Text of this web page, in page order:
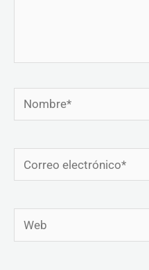
Nombre*
Correo
electrónico*
Web